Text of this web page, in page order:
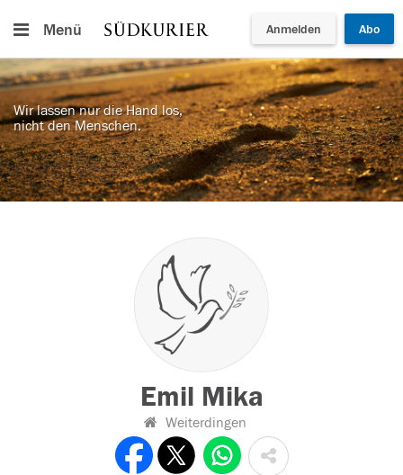
Menü Anmelden Abo
Wir lassen nur die Hand los,
nicht den Menschen.
Emil Mika
Weiterdingen